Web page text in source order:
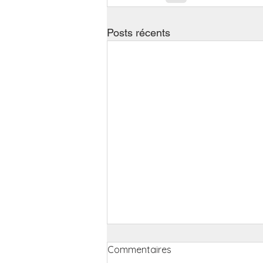
Posts récents
Commentaires